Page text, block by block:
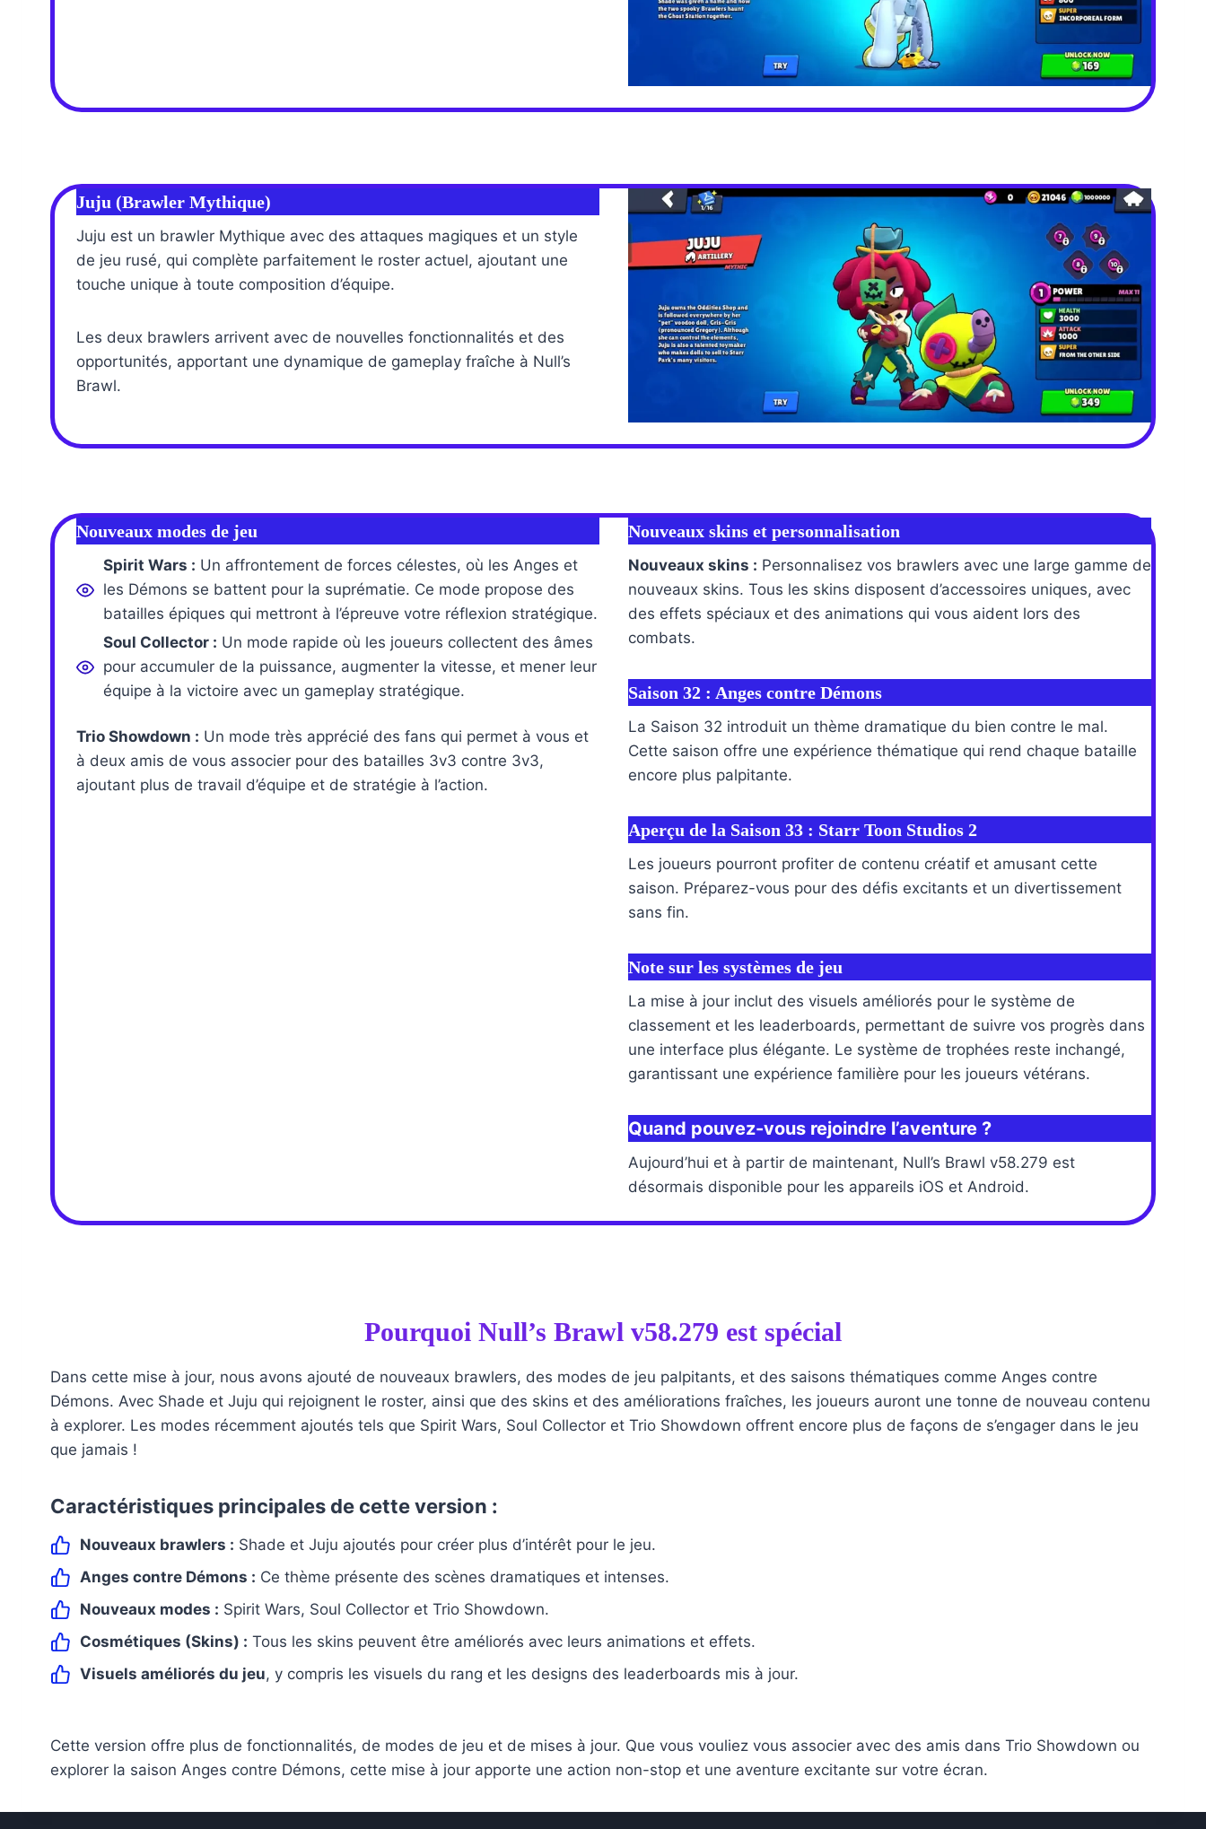
Juju (Brawler Mythique)
Juju est un brawler Mythique avec des attaques magiques et un style
de jeu rusé, qui complète parfaitement le roster actuel, ajoutant une
touche unique à toute composition d’équipe.
Les deux brawlers arrivent avec de nouvelles fonctionnalités et des
opportunités, apportant une dynamique de gameplay fraîche à Null’s
Brawl.
Nouveaux modes de jeu
Spirit Wars : Un affrontement de forces célestes, où les Anges et
les Démons se battent pour la suprématie. Ce mode propose des
batailles épiques qui mettront à l’épreuve votre réflexion stratégique.
Soul Collector : Un mode rapide où les joueurs collectent des âmes
pour accumuler de la puissance, augmenter la vitesse, et mener leur
équipe à la victoire avec un gameplay stratégique.
Trio Showdown : Un mode très apprécié des fans qui permet à vous et
à deux amis de vous associer pour des batailles 3v3 contre 3v3,
ajoutant plus de travail d’équipe et de stratégie à l’action.
Nouveaux skins et personnalisation
Nouveaux skins : Personnalisez vos brawlers avec une large gamme de
nouveaux skins. Tous les skins disposent d’accessoires uniques, avec
des effets spéciaux et des animations qui vous aident lors des
combats.
Saison 32 : Anges contre Démons
La Saison 32 introduit un thème dramatique du bien contre le mal.
Cette saison offre une expérience thématique qui rend chaque bataille
encore plus palpitante.
Aperçu de la Saison 33 : Starr Toon Studios 2
Les joueurs pourront profiter de contenu créatif et amusant cette
saison. Préparez-vous pour des défis excitants et un divertissement
sans fin.
Note sur les systèmes de jeu
La mise à jour inclut des visuels améliorés pour le système de
classement et les leaderboards, permettant de suivre vos progrès dans
une interface plus élégante. Le système de trophées reste inchangé,
garantissant une expérience familière pour les joueurs vétérans.
Quand pouvez-vous rejoindre l’aventure ?
Aujourd’hui et à partir de maintenant, Null’s Brawl v58.279 est
désormais disponible pour les appareils iOS et Android.
Pourquoi Null’s Brawl v58.279 est spécial
Dans cette mise à jour, nous avons ajouté de nouveaux brawlers, des modes de jeu palpitants, et des saisons thématiques comme Anges contre
Démons. Avec Shade et Juju qui rejoignent le roster, ainsi que des skins et des améliorations fraîches, les joueurs auront une tonne de nouveau contenu
à explorer. Les modes récemment ajoutés tels que Spirit Wars, Soul Collector et Trio Showdown offrent encore plus de façons de s’engager dans le jeu
que jamais !
Caractéristiques principales de cette version :
Nouveaux brawlers : Shade et Juju ajoutés pour créer plus d’intérêt pour le jeu.
Anges contre Démons : Ce thème présente des scènes dramatiques et intenses.
Nouveaux modes : Spirit Wars, Soul Collector et Trio Showdown.
Cosmétiques (Skins) : Tous les skins peuvent être améliorés avec leurs animations et effets.
Visuels améliorés du jeu, y compris les visuels du rang et les designs des leaderboards mis à jour.
Cette version offre plus de fonctionnalités, de modes de jeu et de mises à jour. Que vous vouliez vous associer avec des amis dans Trio Showdown ou
explorer la saison Anges contre Démons, cette mise à jour apporte une action non-stop et une aventure excitante sur votre écran.